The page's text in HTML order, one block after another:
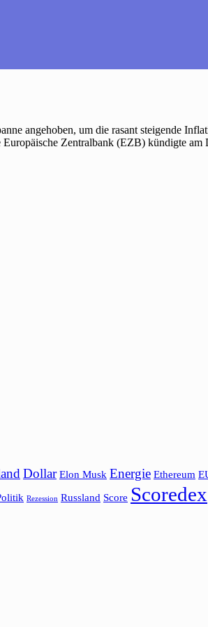
angehoben, um die rasant steigende
Zentralbank (EZB) kündigte
Dollar Elon Musk Energie Ethereum
Rezession Russland Score Scoredex